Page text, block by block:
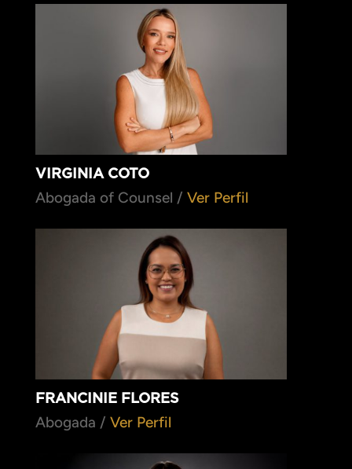
VIRGINIA COTO
Abogada of Counsel / Ver Perfil
FRANCINIE FLORES
Abogada / Ver Perfil